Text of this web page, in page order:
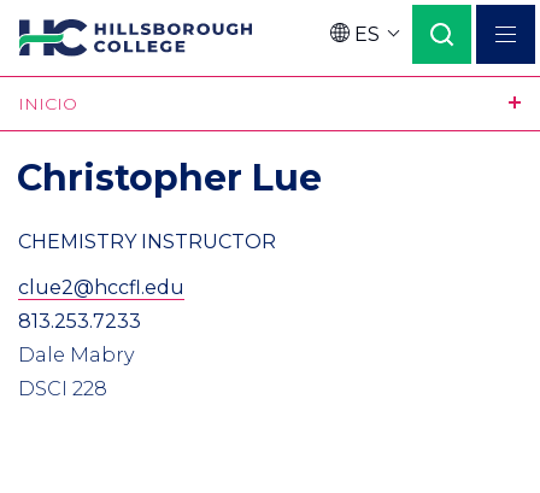
Pasar
contenido
principal
Language
ES
INICIO
Christopher Lue
CHEMISTRY INSTRUCTOR
clue2@hccfl.edu
813.253.7233
Dale Mabry
DSCI 228